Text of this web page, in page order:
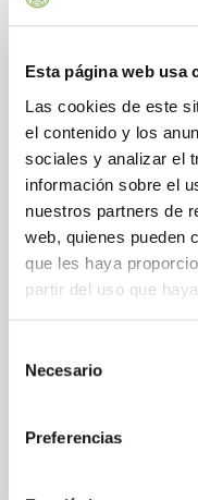
Esta página web usa
Las cookies de este
el contenido y los
sociales y analizar el
información sobre el
nuestros partners de
web, quienes pueden
que les haya
partir del uso que
Necesario
Preferencias
AUF LAGER
Leichte Beine Roll-
Finca Canarias Aloe Vera
18,00 €
GESICHTSPFLEGE
Gesichtscreme für Fettige Haut:
50,00 €